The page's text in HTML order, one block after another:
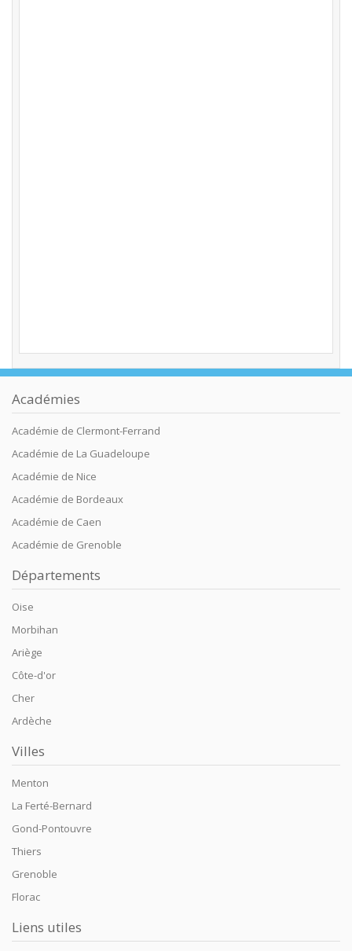
Académies
Académie de Clermont-Ferrand
Académie de La Guadeloupe
Académie de Nice
Académie de Bordeaux
Académie de Caen
Académie de Grenoble
Départements
Oise
Morbihan
Ariège
Côte-d'or
Cher
Ardèche
Villes
Menton
La Ferté-Bernard
Gond-Pontouvre
Thiers
Grenoble
Florac
Liens utiles